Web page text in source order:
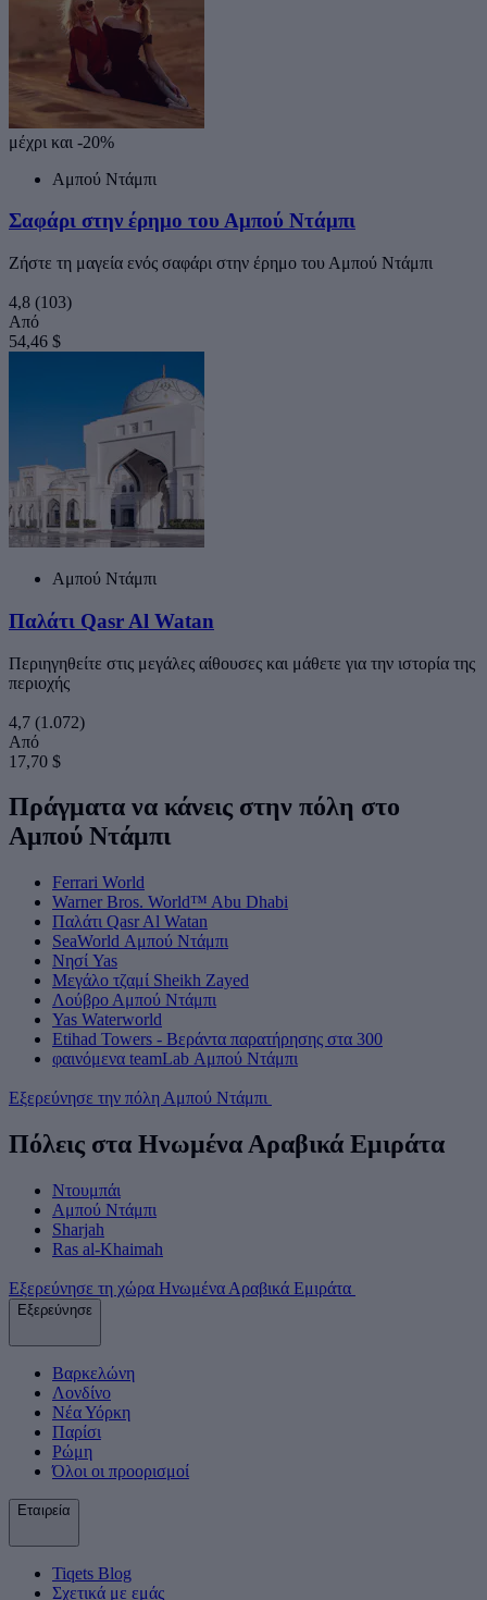
μέχρι και -20%
Αμπού Ντάμπι
Σαφάρι στην έρημο του Αμπού Ντάμπι
Ζήστε τη μαγεία ενός σαφάρι στην έρημο του Αμπού Ντάμπι
4,8 (103)
Από
54,46 $
Αμπού Ντάμπι
Παλάτι Qasr Al Watan
Περιηγηθείτε στις μεγάλες αίθουσες και μάθετε για την ιστορία της
περιοχής
4,7 (1.072)
Από
17,70 $
Πράγματα να κάνεις στην πόλη στο
Αμπού Ντάμπι
Ferrari World
Warner Bros. World™ Abu Dhabi
Παλάτι Qasr Al Watan
SeaWorld Αμπού Ντάμπι
Νησί Yas
Μεγάλο τζαμί Sheikh Zayed
Λούβρο Αμπού Ντάμπι
Yas Waterworld
Etihad Towers - Βεράντα παρατήρησης στα 300
φαινόμενα teamLab Αμπού Ντάμπι
Εξερεύνησε την πόλη Αμπού Ντάμπι
Πόλεις στα Ηνωμένα Αραβικά Εμιράτα
Ντουμπάι
Αμπού Ντάμπι
Sharjah
Ras al-Khaimah
Εξερεύνησε τη χώρα Ηνωμένα Αραβικά Εμιράτα
Εξερεύνησε
Βαρκελώνη
Λονδίνο
Νέα Υόρκη
Παρίσι
Ρώμη
Όλοι οι προορισμοί
Εταιρεία
Tiqets Βlog
Σχετικά με εμάς